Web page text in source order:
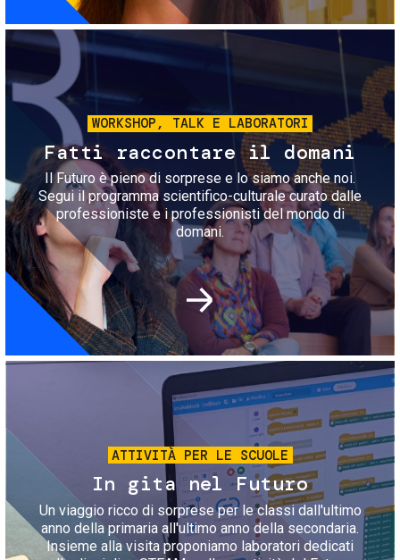
Immagine
WORKSHOP, TALK E LABORATORI
Fatti raccontare il domani
Il Futuro è pieno di sorprese e lo siamo anche noi.
Segui il programma scientifico-culturale curato dalle
professioniste e i professionisti del mondo di
domani.
Immagine
ATTIVITÀ PER LE SCUOLE
In gita nel Futuro
Un viaggio ricco di sorprese per le classi dall'ultimo
anno della primaria all'ultimo anno della secondaria.
Insieme alla visita proponiamo laboratori dedicati